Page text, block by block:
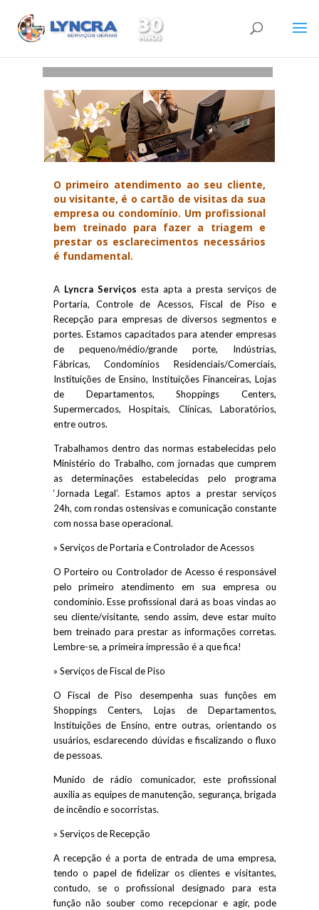
O primeiro atendimento ao seu cliente,
ou visitante, é o cartão de visitas da sua
empresa ou condomínio. Um profissional
bem treinado para fazer a triagem e
prestar os esclarecimentos necessários
é fundamental.
A Lyncra Serviços esta apta a presta serviços de
Portaria, Controle de Acessos, Fiscal de Piso e
Recepção para empresas de diversos segmentos e
portes. Estamos capacitados para atender empresas
de pequeno/médio/grande porte, Indústrias,
Fábricas, Condomínios Residenciais/Comerciais,
Instituições de Ensino, Instituições Financeiras, Lojas
de Departamentos, Shoppings Centers,
Supermercados, Hospitais, Clínicas, Laboratórios,
entre outros.
Trabalhamos dentro das normas estabelecidas pelo
Ministério do Trabalho, com jornadas que cumprem
as determinações estabelecidas pelo programa
‘Jornada Legal’. Estamos aptos a prestar serviços
24h, com rondas ostensivas e comunicação constante
com nossa base operacional.
» Serviços de Portaria e Controlador de Acessos
O Porteiro ou Controlador de Acesso é responsável
pelo primeiro atendimento em sua empresa ou
condomínio. Esse profissional dará as boas vindas ao
seu cliente/visitante, sendo assim, deve estar muito
bem treinado para prestar as informações corretas.
Lembre-se, a primeira impressão é a que fica!
» Serviços de Fiscal de Piso
O Fiscal de Piso desempenha suas funções em
Shoppings Centers, Lojas de Departamentos,
Instituições de Ensino, entre outras, orientando os
usuários, esclarecendo dúvidas e fiscalizando o fluxo
de pessoas.
Munido de rádio comunicador, este profissional
auxilia as equipes de manutenção, segurança, brigada
de incêndio e socorristas.
» Serviços de Recepção
A recepção é a porta de entrada de uma empresa,
tendo o papel de fidelizar os clientes e visitantes,
contudo, se o profissional designado para esta
função não souber como recepcionar e agir, pode